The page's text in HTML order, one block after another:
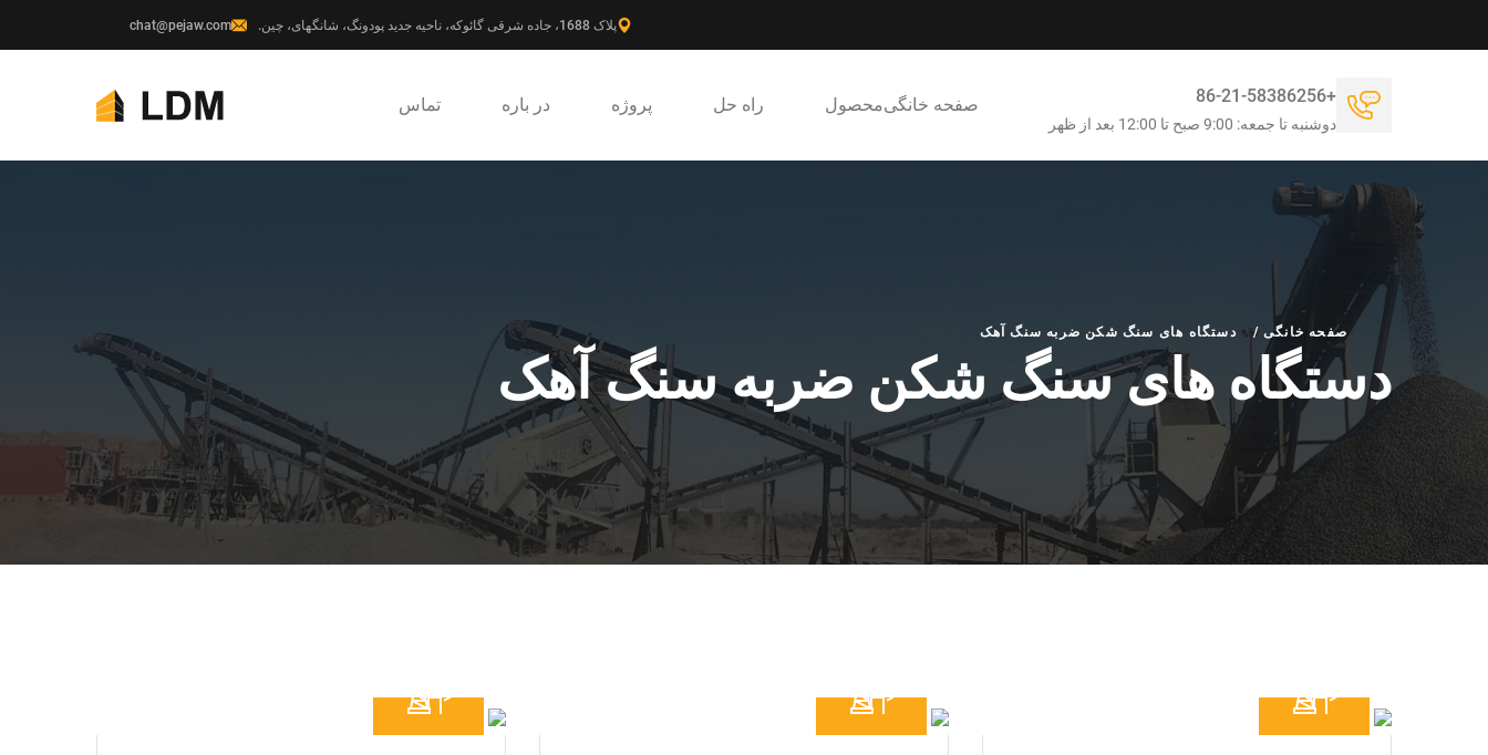
پلاک 1688، جاده شرقی گائوکه، ناحیه جدید پودونگ، شانگهای، چین. chat@pejaw.com
صفحه خانگیمحصول راه حل پروژه در باره تماس +86-21-58386256
دوشنبه تا جمعه: 9:00 صبح تا 12:00 بعد از ظهر
صفحه خانگی / دستگاه های سنگ شکن ضربه سنگ آهک
دستگاه های سنگ شکن ضربه سنگ آهک